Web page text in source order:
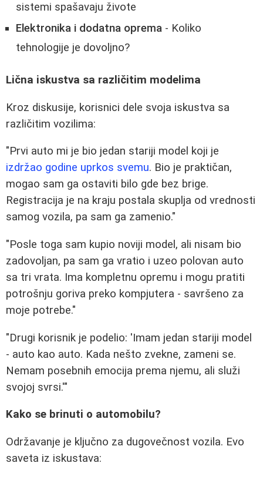
sistemi spašavaju živote
Elektronika i dodatna oprema - Koliko
tehnologije je dovoljno?
Lična iskustva sa različitim modelima
Kroz diskusije, korisnici dele svoja iskustva sa
različitim vozilima:
"Prvi auto mi je bio jedan stariji model koji je
izdržao godine uprkos svemu. Bio je praktičan,
mogao sam ga ostaviti bilo gde bez brige.
Registracija je na kraju postala skuplja od vrednosti
samog vozila, pa sam ga zamenio."
"Posle toga sam kupio noviji model, ali nisam bio
zadovoljan, pa sam ga vratio i uzeo polovan auto
sa tri vrata. Ima kompletnu opremu i mogu pratiti
potrošnju goriva preko kompjutera - savršeno za
moje potrebe."
"Drugi korisnik je podelio: 'Imam jedan stariji model
- auto kao auto. Kada nešto zvekne, zameni se.
Nemam posebnih emocija prema njemu, ali služi
svojoj svrsi.'"
Kako se brinuti o automobilu?
Održavanje je ključno za dugovečnost vozila. Evo
saveta iz iskustava: